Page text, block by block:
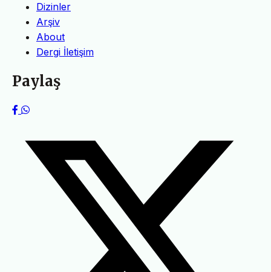
Dizinler
Arşiv
About
Dergi İletişim
Paylaş